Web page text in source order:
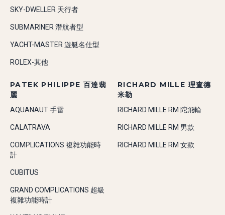
SKY-DWELLER 天行者
SUBMARINER 潛航者型
YACHT-MASTER 遊艇名仕型
ROLEX-其他
PATEK PHILIPPE 百達翡
麗
AQUANAUT 手雷
CALATRAVA
COMPLICATIONS 複雜功能時
計
CUBITUS
GRAND COMPLICATIONS 超級
複雜功能時計
RICHARD MILLE 理查德
米勒
RICHARD MILLE RM 陀飛輪
RICHARD MILLE RM 男款
RICHARD MILLE RM 女款